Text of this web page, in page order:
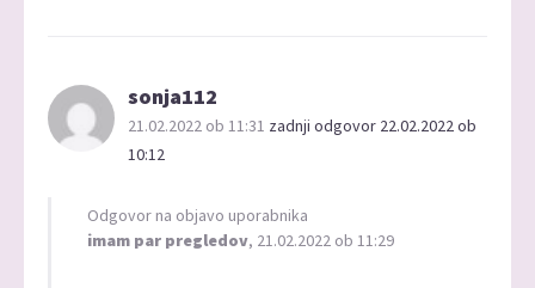
sonja112
21.02.2022 ob 11:31 zadnji odgovor 22.02.2022 ob
10:12
Odgovor na objavo uporabnika
imam par pregledov, 21.02.2022 ob 11:29